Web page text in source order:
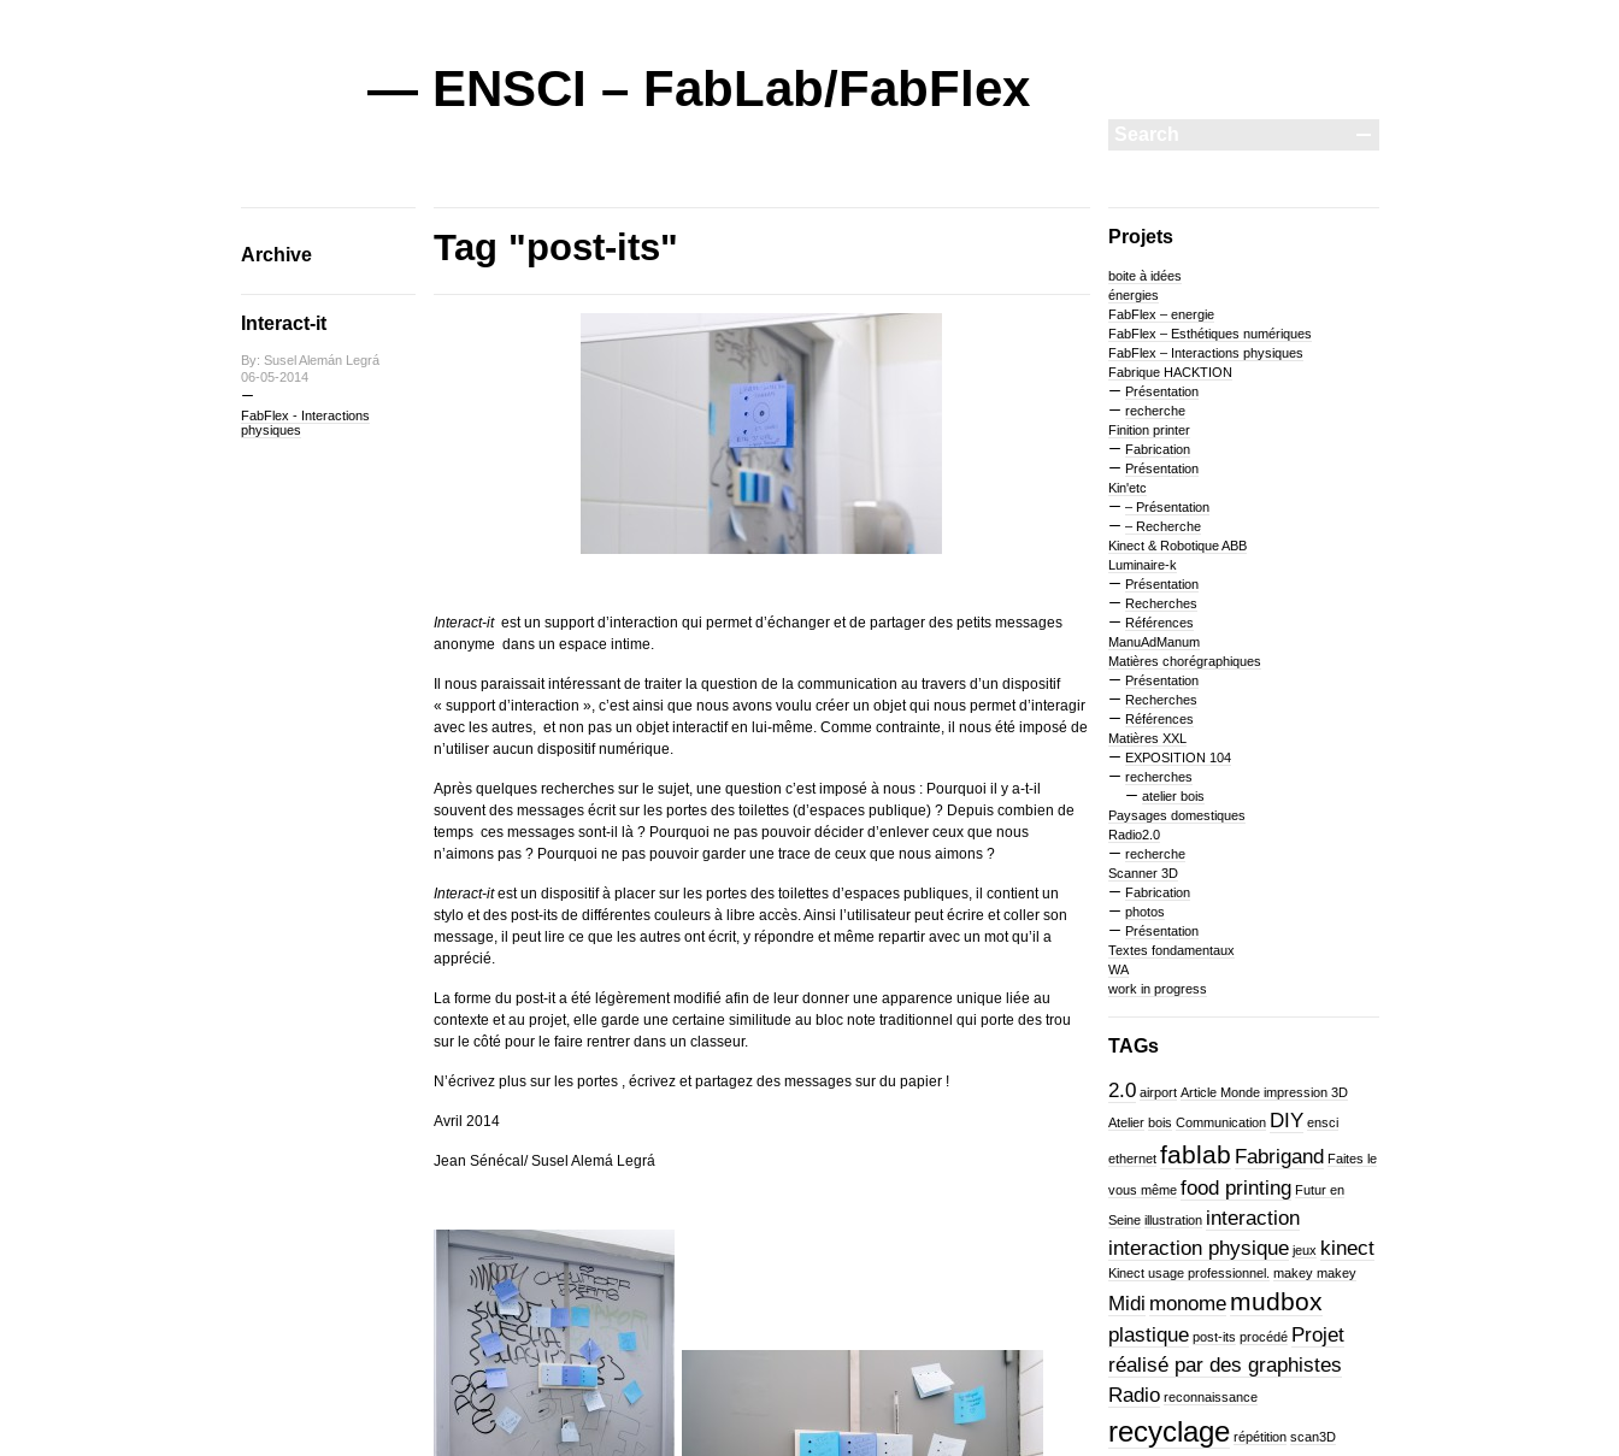
— ENSCI – FabLab/FabFlex
Archive Tag "post-its"
Interact-it
By: Susel Alemán Legrá
06-05-2014
FabFlex - Interactions
physiques
Interact-itest un support d’interaction qui permet d’échanger et de partager des petits messages
anonyme dans un espace intime.
Il nous paraissait intéressant de traiter la question de la communication au travers d’un dispositif
« support d’interaction », c’est ainsi que nous avons voulu créer un objet qui nous permet d’interagir
avec les autres, et non pas un objet interactif en lui-même. Comme contrainte, il nous été imposé de
n’utiliser aucun dispositif numérique.
Après quelques recherches sur le sujet, une question c’est imposé à nous : Pourquoi il y a-t-il
souvent des messages écrit sur les portes des toilettes (d’espaces publique) ? Depuis combien de
temps ces messages sont-il là ? Pourquoi ne pas pouvoir décider d’enlever ceux que nous
n’aimons pas ? Pourquoi ne pas pouvoir garder une trace de ceux que nous aimons ?
Interact-itest un dispositif à placer sur les portes des toilettes d’espaces publiques, il contient un
stylo et des post-its de différentes couleurs à libre accès. Ainsi l’utilisateur peut écrire et coller son
message, il peut lire ce que les autres ont écrit, y répondre et même repartir avec un mot qu’il a
apprécié.
La forme du post-it a été légèrement modifié afin de leur donner une apparence unique liée au
contexte et au projet, elle garde une certaine similitude au bloc note traditionnel qui porte des trou
sur le côté pour le faire rentrer dans un classeur.
N’écrivez plus sur les portes , écrivez et partagez des messages sur du papier !
Avril 2014
Jean Sénécal/ Susel Alemá Legrá
Projets
boite à idées
énergies
FabFlex – energie
FabFlex – Esthétiques numériques
FabFlex – Interactions physiques
Fabrique HACKTION
Présentation
recherche
Finition printer
Fabrication
Présentation
Kin'etc
– Présentation
– Recherche
Kinect & Robotique ABB
Luminaire-k
Présentation
Recherches
Références
ManuAdManum
Matières chorégraphiques
Présentation
Recherches
Références
Matières XXL
EXPOSITION 104
recherches
atelier bois
Paysages domestiques
Radio2.0
recherche
Scanner 3D
Fabrication
photos
Présentation
Textes fondamentaux
WA
work in progress
TAGs
2.0 airport Article Monde impression 3D
Atelier bois Communication DIY ensci
ethernet fablab Fabrigand Faites le
vous même food printing Futur en
Seine illustration interaction
interaction physique jeux kinect
Kinect usage professionnel. makey makey
Midi monome mudbox
plastique post-its procédé Projet
réalisé par des graphistes
Radio reconnaissance
recyclage répétition scan3D